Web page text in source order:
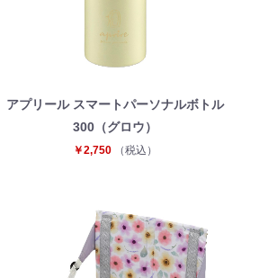
アプリール スマートパーソナルボトル
300（グロウ）
￥2,750 （税込）